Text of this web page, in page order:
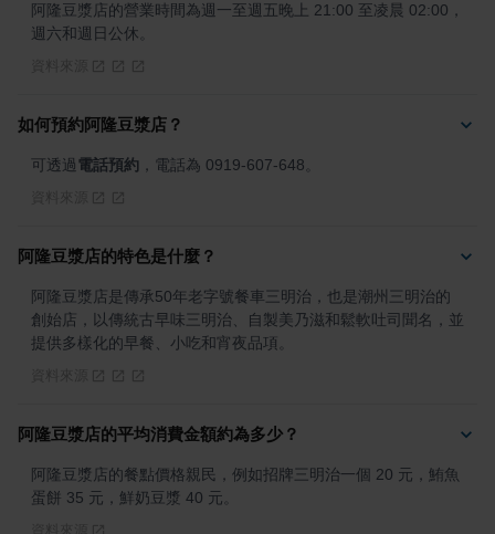
阿隆豆漿店的營業時間為週一至週五晚上 21:00 至凌晨 02:00，
週六和週日公休。
如何預約阿隆豆漿店？
可透過電話預約 ，電話為 0919-607-648。
阿隆豆漿店的特色是什麼？
阿隆豆漿店是傳承50年老字號餐車三明治，也是潮州三明治的
創始店，以傳統古早味三明治、自製美乃滋和鬆軟吐司聞名，並
提供多樣化的早餐、小吃和宵夜品項。
阿隆豆漿店的平均消費金額約為多少？
阿隆豆漿店的餐點價格親民，例如招牌三明治一個 20 元，鮪魚
蛋餅 35 元，鮮奶豆漿 40 元。